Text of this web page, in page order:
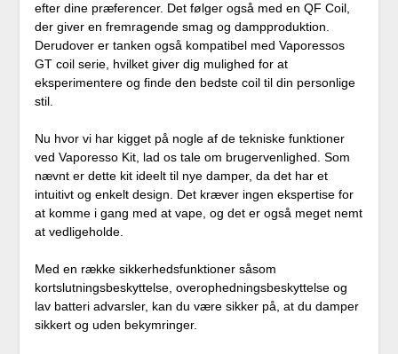
efter dine præferencer. Det følger også med en QF Coil,
der giver en fremragende smag og dampproduktion.
Derudover er tanken også kompatibel med Vaporessos
GT coil serie, hvilket giver dig mulighed for at
eksperimentere og finde den bedste coil til din personlige
stil.
Nu hvor vi har kigget på nogle af de tekniske funktioner
ved Vaporesso Kit, lad os tale om brugervenlighed. Som
nævnt er dette kit ideelt til nye damper, da det har et
intuitivt og enkelt design. Det kræver ingen ekspertise for
at komme i gang med at vape, og det er også meget nemt
at vedligeholde.
Med en række sikkerhedsfunktioner såsom
kortslutningsbeskyttelse, overophedningsbeskyttelse og
lav batteri advarsler, kan du være sikker på, at du damper
sikkert og uden bekymringer.